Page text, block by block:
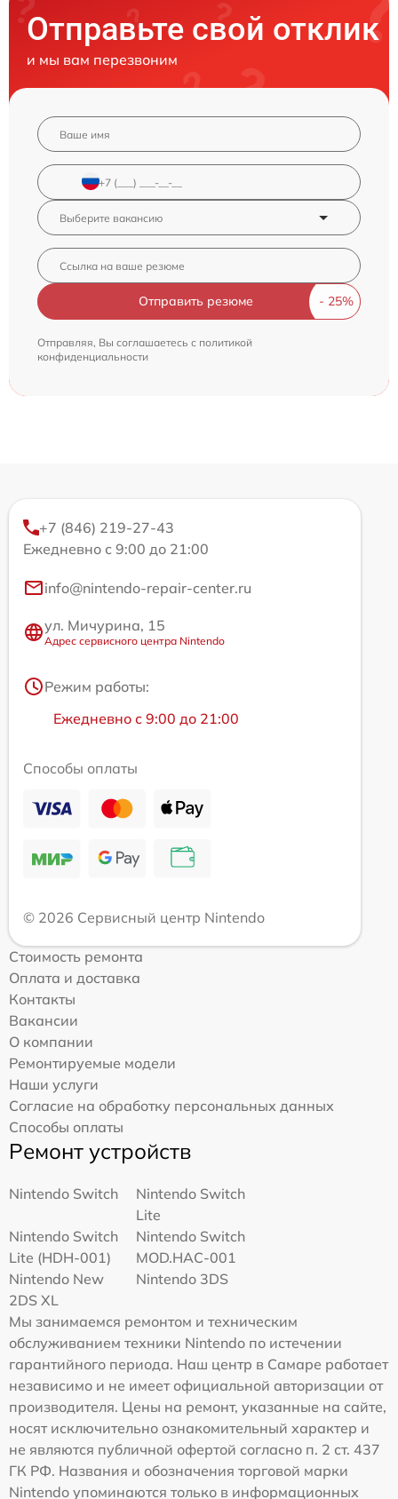
Отправьте свой отклик
и мы вам перезвоним
Отправить резюме
Отправляя, Вы соглашаетесь с политикой
конфиденциальности
+7 (846) 219-27-43
Ежедневно с 9:00 до 21:00
info@nintendo-repair-center.ru
ул. Мичурина, 15
Адрес сервисного центра Nintendo
Режим работы:
Ежедневно с 9:00 до 21:00
Способы оплаты
© 2026 Сервисный центр Nintendo
Стоимость ремонта
Оплата и доставка
Контакты
Вакансии
О компании
Ремонтируемые модели
Наши услуги
Согласие на обработку персональных данных
Способы оплаты
Ремонт устройств
Nintendo Switch
Nintendo Switch
Lite
Nintendo Switch
Lite (HDH-001)
Nintendo Switch
MOD.HAC-001
Nintendo New
2DS XL
Nintendo 3DS
Мы занимаемся ремонтом и техническим
обслуживанием техники Nintendo по истечении
гарантийного периода. Наш центр в Самаре работает
независимо и не имеет официальной авторизации от
производителя. Цены на ремонт, указанные на сайте,
носят исключительно ознакомительный характер и
не являются публичной офертой согласно п. 2 ст. 437
ГК РФ. Названия и обозначения торговой марки
Nintendo упоминаются только в информационных